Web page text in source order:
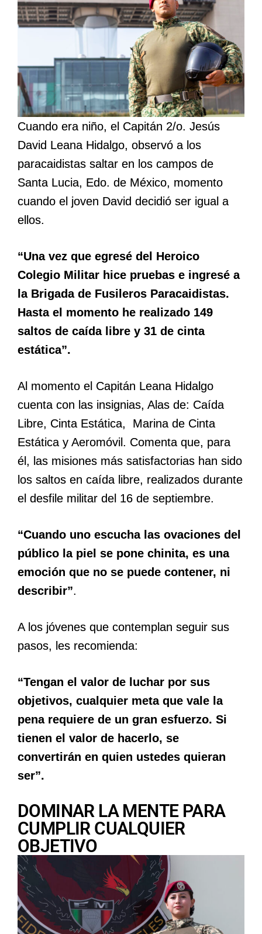
Cuando era niño, el Capitán 2/o. Jesús
David Leana Hidalgo, observó a los
paracaidistas saltar en los campos de
Santa Lucia, Edo. de México, momento
cuando el joven David decidió ser igual a
ellos.
“Una vez que egresé del Heroico
Colegio Militar hice pruebas e ingresé a
la Brigada de Fusileros Paracaidistas.
Hasta el momento he realizado 149
saltos de caída libre y 31 de cinta
estática”.
Al momento el Capitán Leana Hidalgo
cuenta con las insignias, Alas de: Caída
Libre, Cinta Estática, Marina de Cinta
Estática y Aeromóvil. Comenta que, para
él, las misiones más satisfactorias han sido
los saltos en caída libre, realizados durante
el desfile militar del 16 de septiembre.
“Cuando uno escucha las ovaciones del
público la piel se pone chinita, es una
emoción que no se puede contener, ni
describir”.
A los jóvenes que contemplan seguir sus
pasos, les recomienda:
“Tengan el valor de luchar por sus
objetivos, cualquier meta que vale la
pena requiere de un gran esfuerzo. Si
tienen el valor de hacerlo, se
convertirán en quien ustedes quieran
ser”.
DOMINAR LA MENTE PARA
CUMPLIR CUALQUIER
OBJETIVO